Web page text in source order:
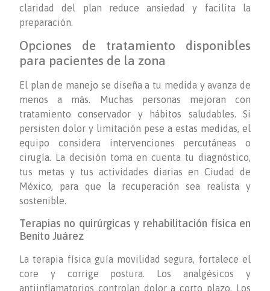
claridad del plan reduce ansiedad y facilita la
preparación.
Opciones de tratamiento disponibles
para pacientes de la zona
El plan de manejo se diseña a tu medida y avanza de
menos a más. Muchas personas mejoran con
tratamiento conservador y hábitos saludables. Si
persisten dolor y limitación pese a estas medidas, el
equipo considera intervenciones percutáneas o
cirugía. La decisión toma en cuenta tu diagnóstico,
tus metas y tus actividades diarias en Ciudad de
México, para que la recuperación sea realista y
sostenible.
Terapias no quirúrgicas y rehabilitación física en
Benito Juárez
La terapia física guía movilidad segura, fortalece el
core y corrige postura. Los analgésicos y
antiinflamatorios controlan dolor a corto plazo. Los